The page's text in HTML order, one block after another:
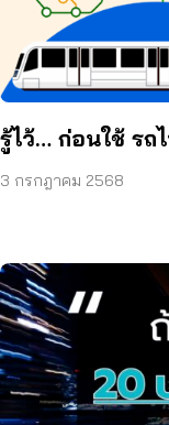
รู้ไว้… ก่อนใช้ ร
3 กรกฎาคม 2568